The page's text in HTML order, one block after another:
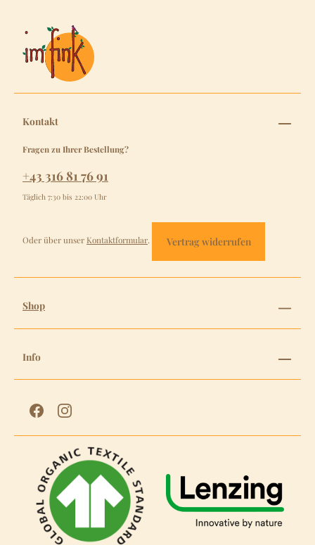
Kontakt
Fragen zu Ihrer Bestellung?
+43 316 81 76 91
Täglich 7:30 bis 22:00 Uhr
Oder über unser Kontaktformular. Vertrag widerrufen
Shop
Info